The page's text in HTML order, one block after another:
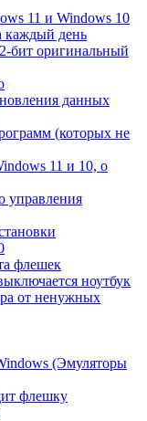
11 и Windows 10
каждый день
бит оригинальный
данных
(которых не
11 и 10, о
управления
флешек
ноутбук
от ненужных
(Эмуляторы
флешку